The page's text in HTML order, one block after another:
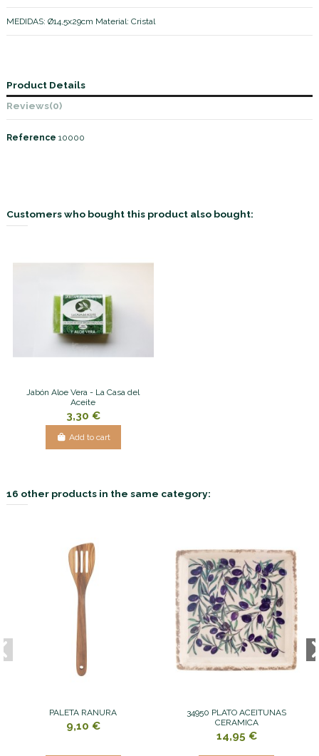
MEDIDAS: Ø14,5x29cm Material: Cristal
Product Details
Reviews(0)
Reference 10000
Customers who bought this product also bought:
Jabón Aloe Vera - La Casa del
Aceite
3,30 €
Add to cart
16 other products in the same category:
PALETA RANURA
9,10 €
34950 PLATO ACEITUNAS
CERAMICA
14,95 €